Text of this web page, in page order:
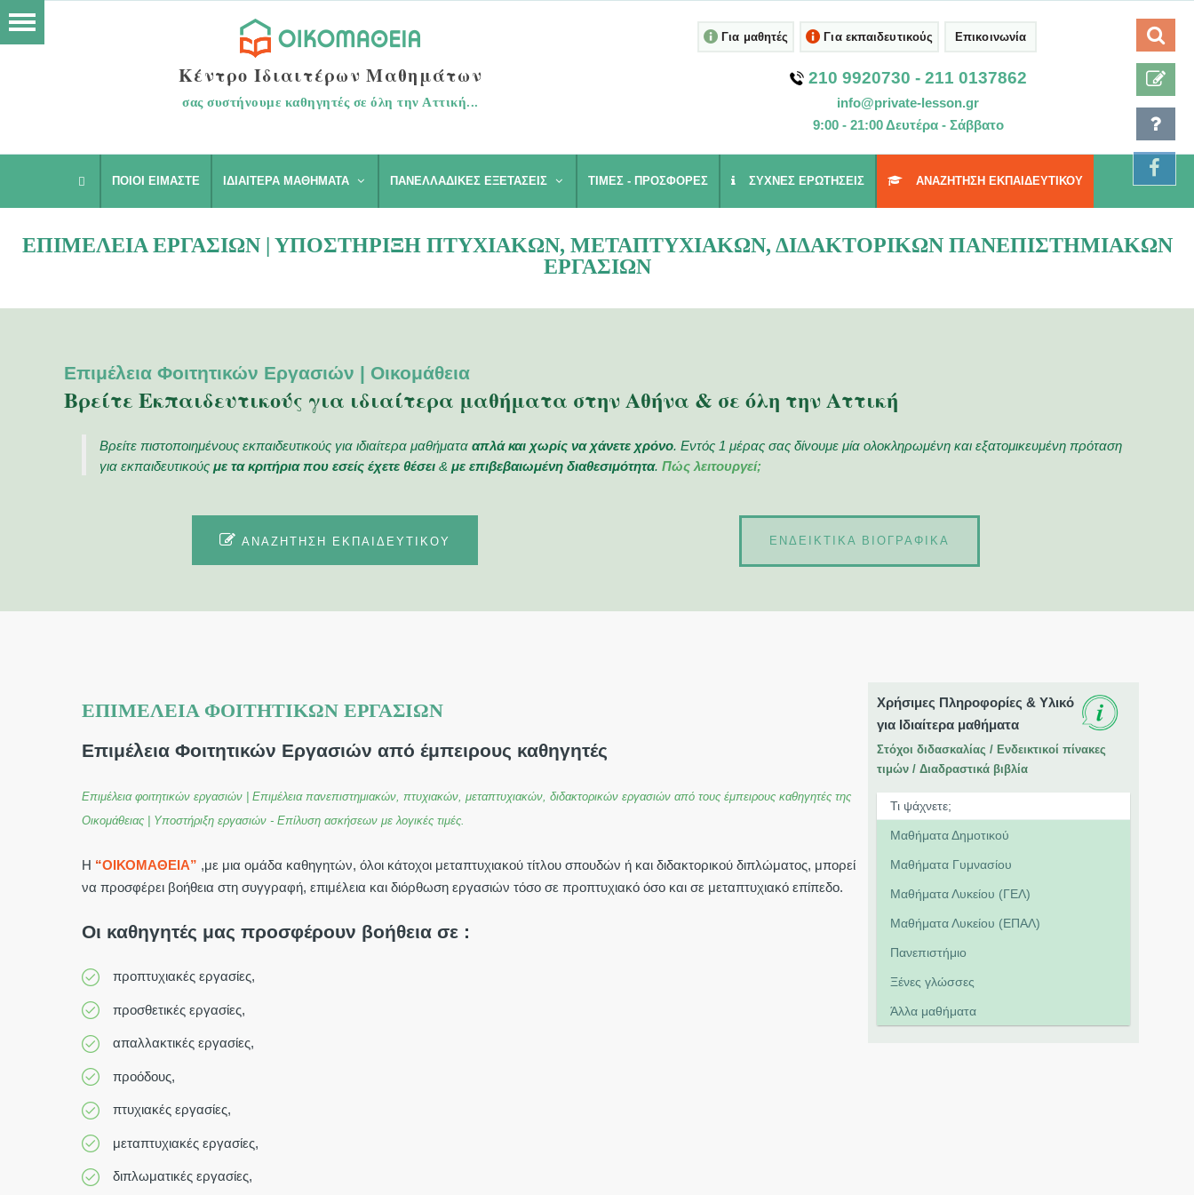
Κέντρο Ιδιαιτέρων Μαθημάτων
σας συστήνουμε καθηγητές σε όλη την Αττική...
Για μαθητές Για εκπαιδευτικούς Επικοινωνία
210 9920730 - 211 0137862
info@private-lesson.gr
9:00 - 21:00 Δευτέρα - Σάββατο
ΠΟΙΟΙ ΕΊΜΑΣΤΕ ΙΔΙΑΊΤΕΡΑ ΜΑΘΉΜΑΤΑ ΠΑΝΕΛΛΑΔΙΚΈΣ ΕΞΕΤΆΣΕΙΣ ΤΙΜΈΣ - ΠΡΟΣΦΟΡΈΣ ΣΥΧΝΈΣ ΕΡΩΤΉΣΕΙΣ ΑΝΑΖΉΤΗΣΗ ΕΚΠΑΙΔΕΥΤΙΚΟΎ
ΕΠΙΜΈΛΕΙΑ ΕΡΓΑΣΙΏΝ | ΥΠΟΣΤΉΡΙΞΗ ΠΤΥΧΙΑΚΏΝ, ΜΕΤΑΠΤΥΧΙΑΚΏΝ, ΔΙΔΑΚΤΟΡΙΚΏΝ ΠΑΝΕΠΙΣΤΗΜΙΑΚΏΝ
ΕΡΓΑΣΙΏΝ
Επιμέλεια Φοιτητικών Εργασιών | Οικομάθεια
Βρείτε Εκπαιδευτικούς για ιδιαίτερα μαθήματα στην Αθήνα & σε όλη την Αττική
Βρείτε πιστοποιημένους εκπαιδευτικούς για ιδιαίτερα μαθήματα απλά και χωρίς να χάνετε χρόνο. Εντός 1 μέρας σας δίνουμε μία ολοκληρωμένη και εξατομικευμένη πρόταση
για εκπαιδευτικούς με τα κριτήρια που εσείς έχετε θέσει & με επιβεβαιωμένη διαθεσιμότητα. Πώς λειτουργεί;
ΑΝΑΖΉΤΗΣΗ ΕΚΠΑΙΔΕΥΤΙΚΟΎ ΕΝΔΕΙΚΤΙΚΑ ΒΙΟΓΡΑΦΙΚΑ
ΕΠΙΜΈΛΕΙΑ ΦΟΙΤΗΤΙΚΏΝ ΕΡΓΑΣΙΏΝ
Επιμέλεια Φοιτητικών Εργασιών από έμπειρους καθηγητές
Επιμέλεια φοιτητικών εργασιών | Επιμέλεια πανεπιστημιακών, πτυχιακών, μεταπτυχιακών, διδακτορικών εργασιών από τους έμπειρους καθηγητές της
Οικομάθειας | Υποστήριξη εργασιών - Επίλυση ασκήσεων με λογικές τιμές.
Η “ΟΙΚΟΜΑΘΕΙΑ” ,με μια ομάδα καθηγητών, όλοι κάτοχοι μεταπτυχιακού τίτλου σπουδών ή και διδακτορικού διπλώματος, μπορεί
να προσφέρει βοήθεια στη συγγραφή, επιμέλεια και διόρθωση εργασιών τόσο σε προπτυχιακό όσο και σε μεταπτυχιακό επίπεδο.
Οι καθηγητές μας προσφέρουν βοήθεια σε :
προπτυχιακές εργασίες,
προσθετικές εργασίες,
απαλλακτικές εργασίες,
προόδους,
πτυχιακές εργασίες,
μεταπτυχιακές εργασίες,
διπλωματικές εργασίες,
Χρήσιμες Πληροφορίες & Υλικό
για Ιδιαίτερα μαθήματα
Στόχοι διδασκαλίας / Ενδεικτικοί πίνακες
τιμών / Διαδραστικά βιβλία
Μαθήματα Δημοτικού
Μαθήματα Γυμνασίου
Μαθήματα Λυκείου (ΓΕΛ)
Μαθήματα Λυκείου (ΕΠΑΛ)
Πανεπιστήμιο
Ξένες γλώσσες
Άλλα μαθήματα